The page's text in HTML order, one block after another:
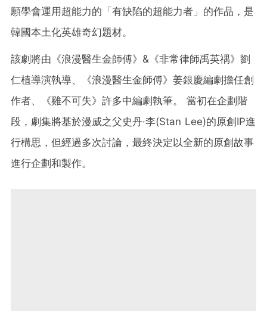
願學會運用超能力的「有缺陷的超能力者」的作品，是
韓國本土化英雄奇幻題材。
該劇將由《浪漫醫生金師傅》&《非常律師禹英禑》劉
仁植導演執導、《浪漫醫生金師傅》姜銀慶編劇擔任創
作者、《雞不可失》許多中編劇執筆。 當初在企劃階
段，劇集將基於漫威之父史丹·李(Stan Lee)的原創IP進
行構思，但經過多次討論，最終決定以全新的原創故事
進行企劃和製作。